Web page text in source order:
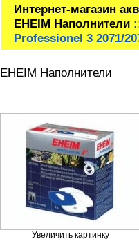
Интернет-магазин
EHEIM Наполнители
Professionel 3 2071/
EHEIM Наполнители
Увеличить картинку